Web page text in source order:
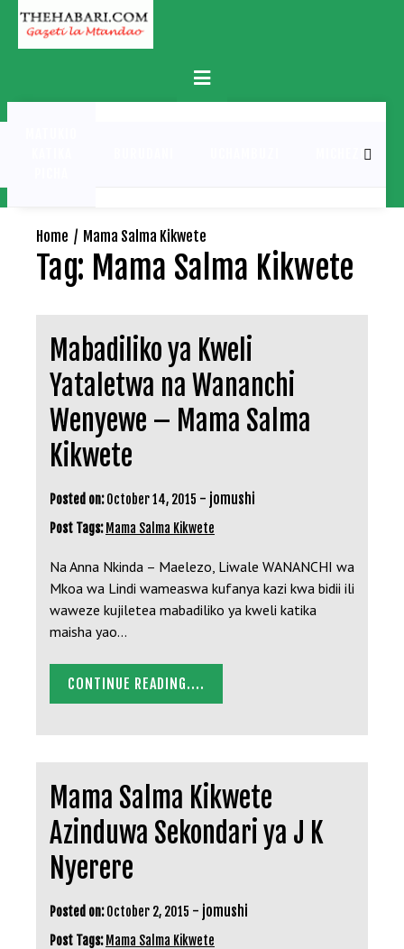
Skip
content
Primary
Menu
MICHEZO
Home Mama Salma Kikwete
Tag: Mama Salma Kikwete
Mabadiliko ya Kweli
Yataletwa na Wananchi
Wenyewe – Mama Salma
Kikwete
Posted on: October 14, 2015 - jomushi
Post Tags: Mama Salma Kikwete
Na Anna Nkinda – Maelezo, Liwale WANANCHI wa
Mkoa wa Lindi wameaswa kufanya kazi kwa bidii ili
waweze kujiletea mabadiliko ya kweli katika
maisha yao…
CONTINUE READING....
Mama Salma Kikwete
Azinduwa Sekondari ya J K
Nyerere
Posted on: October 2, 2015 - jomushi
Post Tags: Mama Salma Kikwete